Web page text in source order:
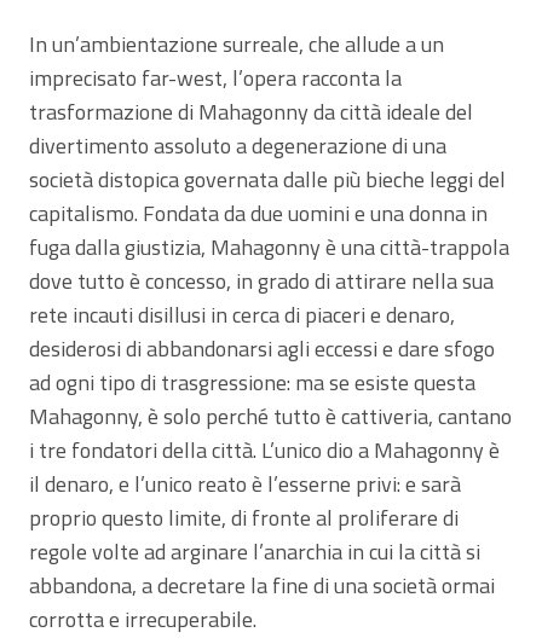
In un’ambientazione surreale, che allude a un
imprecisato far-west, l’opera racconta la
trasformazione di Mahagonny da città ideale del
divertimento assoluto a degenerazione di una
società distopica governata dalle più bieche leggi del
capitalismo. Fondata da due uomini e una donna in
fuga dalla giustizia, Mahagonny è una città-trappola
dove tutto è concesso, in grado di attirare nella sua
rete incauti disillusi in cerca di piaceri e denaro,
desiderosi di abbandonarsi agli eccessi e dare sfogo
ad ogni tipo di trasgressione: ma se esiste questa
Mahagonny, è solo perché tutto è cattiveria, cantano
i tre fondatori della città. L’unico dio a Mahagonny è
il denaro, e l’unico reato è l’esserne privi: e sarà
proprio questo limite, di fronte al proliferare di
regole volte ad arginare l’anarchia in cui la città si
abbandona, a decretare la fine di una società ormai
corrotta e irrecuperabile.